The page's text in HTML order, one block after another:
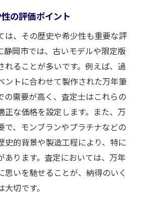
の評価ポイント
は、その歴史や希少性も重要な評
静岡市では、古いモデルや限定版
れることが多いです。例えば、過
ントに合わせて製作された万年筆
の需要が高く、査定士はこれらの
正な価格を設定します。また、万
で、モンブランやプラチナなどの
史的背景や製造工程により、特に
あります。査定においては、万年
思いを馳せることが、納得のいく
切です。